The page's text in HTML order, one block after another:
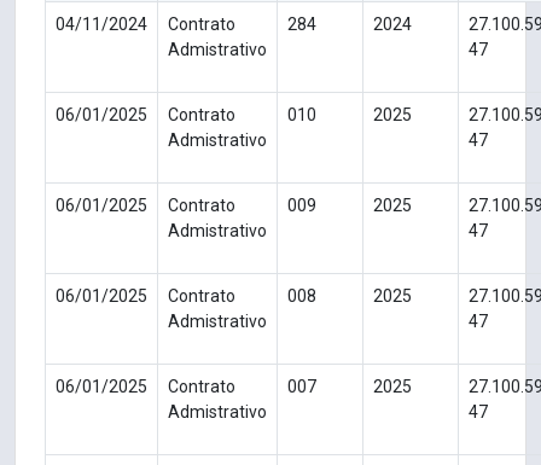
04/11/2024
Contrato
Admistrativo
284 2024
47
06/01/2025
Contrato
Admistrativo
010 2025
47
06/01/2025
Contrato
Admistrativo
009 2025
47
06/01/2025
Contrato
Admistrativo
008 2025
47
06/01/2025
Contrato
Admistrativo
007 2025
47